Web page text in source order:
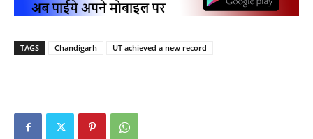
TAGS Chandigarh UT achieved a new record